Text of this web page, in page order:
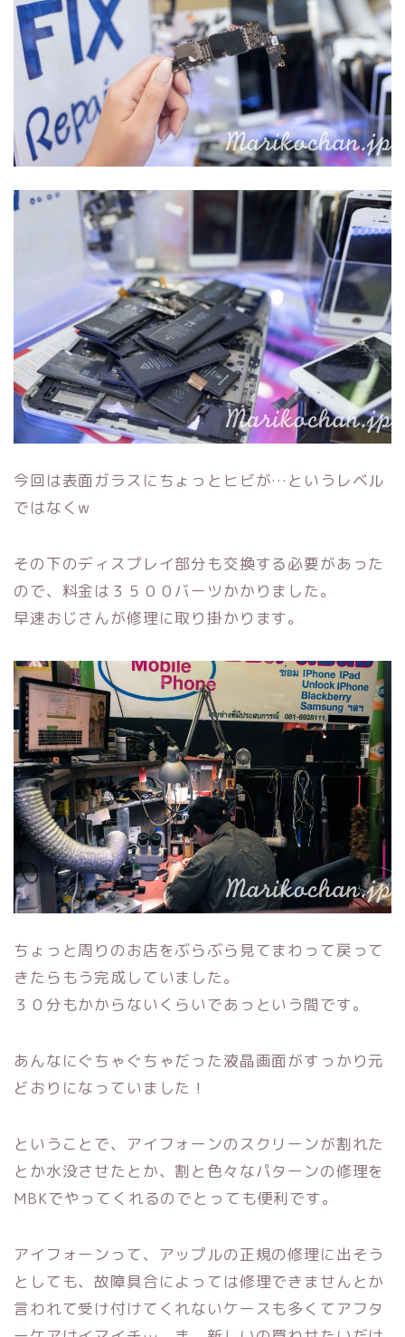
今回は表面ガラスにちょっとヒビが…というレベル
ではなくw
その下のディスプレイ部分も交換する必要があった
ので、料金は３５００バーツかかりました。
早速おじさんが修理に取り掛かります。
ちょっと周りのお店をぶらぶら見てまわって戻って
きたらもう完成していました。
３０分もかからないくらいであっという間です。
あんなにぐちゃぐちゃだった液晶画面がすっかり元
どおりになっていました！
ということで、アイフォーンのスクリーンが割れた
とか水没させたとか、割と色々なパターンの修理を
MBKでやってくれるのでとっても便利です。
アイフォーンって、アップルの正規の修理に出そう
としても、故障具合によっては修理できませんとか
言われて受け付けてくれないケースも多くてアフタ